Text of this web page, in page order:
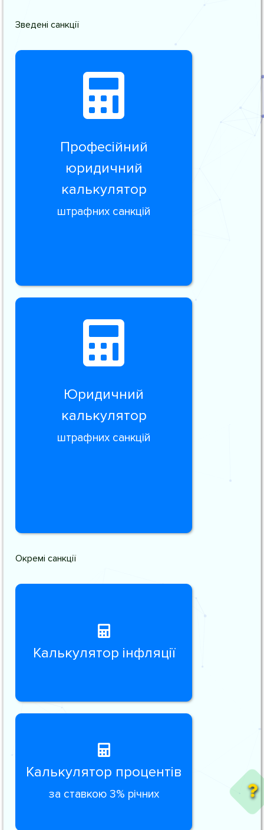
Зведені санкції
Професійний
юридичний
калькулятор
штрафних санкцій
Юридичний
калькулятор
штрафних санкцій
Окремі санкції
Калькулятор інфляції
Калькулятор процентів
за ставкою 3% річних